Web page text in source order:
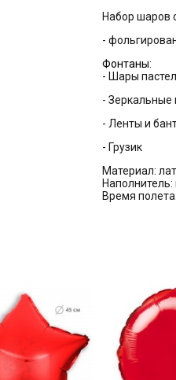
Набор шаров
-
Фонтаны:
- Шары
- Зеркальные
- Ленты и
- Грузик
Материал:
Наполнитель:
Время